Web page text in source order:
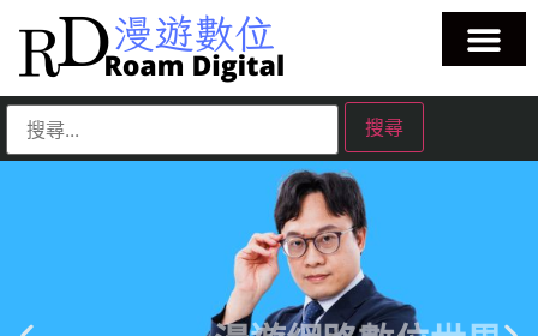
漫遊網路數位世界
一起跟著數位教練蔡正信蔡教練學習好用的科技工具、漫遊在這個
廣大的數位花園。